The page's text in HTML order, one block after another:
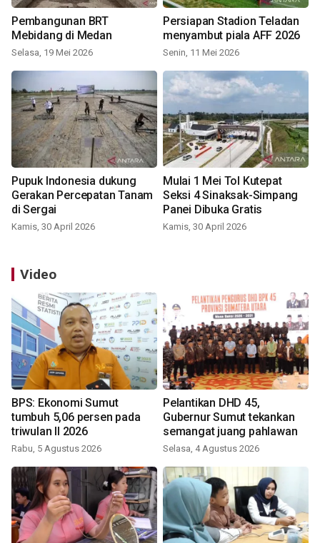
Pembangunan BRT
Mebidang di Medan
Selasa, 19 Mei 2026
Persiapan Stadion Teladan
menyambut piala AFF 2026
Senin, 11 Mei 2026
Pupuk Indonesia dukung
Gerakan Percepatan Tanam
di Sergai
Kamis, 30 April 2026
Mulai 1 Mei Tol Kutepat
Seksi 4 Sinaksak-Simpang
Panei Dibuka Gratis
Kamis, 30 April 2026
Video
BPS: Ekonomi Sumut
tumbuh 5,06 persen pada
triwulan II 2026
Rabu, 5 Agustus 2026
Pelantikan DHD 45,
Gubernur Sumut tekankan
semangat juang pahlawan
Selasa, 4 Agustus 2026